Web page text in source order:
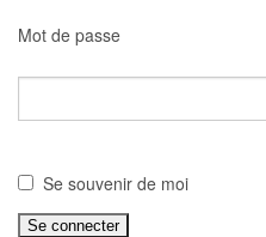
Mot de passe
Se souvenir de moi